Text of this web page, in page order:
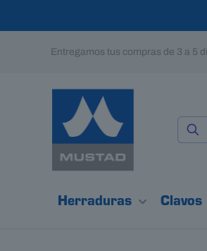
Entregamos tus compras de 3 a 5
Herraduras Clavos